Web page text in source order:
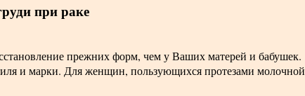
при раке
прежних форм, чем у Ваших матерей и бабушек.
и марки. Для женщин, пользующихся протезами молочной